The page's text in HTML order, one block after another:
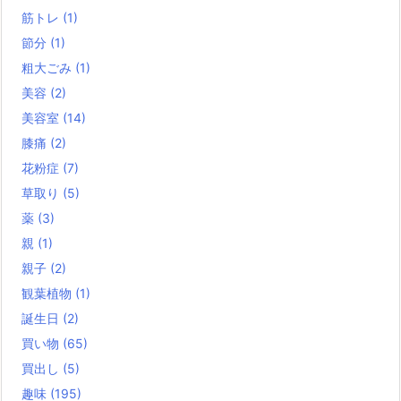
筋トレ (1)
節分 (1)
粗大ごみ (1)
美容 (2)
美容室 (14)
膝痛 (2)
花粉症 (7)
草取り (5)
薬 (3)
親 (1)
親子 (2)
観葉植物 (1)
誕生日 (2)
買い物 (65)
買出し (5)
趣味 (195)